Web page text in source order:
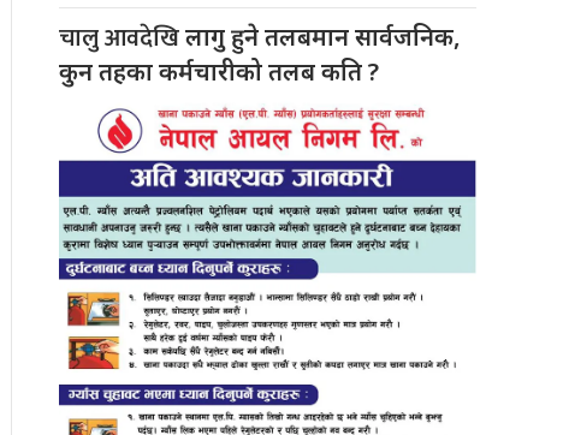
चालु आवदेखिलागु हुने तलबमान सार्वजनिक,
कुन तहका कर्मचारीको तलब कति ?